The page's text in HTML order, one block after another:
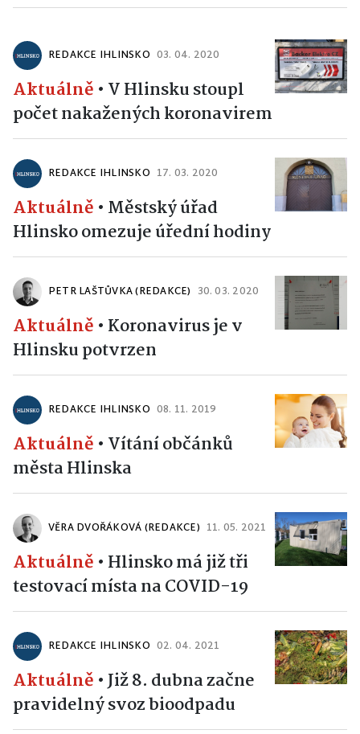
REDAKCE IHLINSKO 03. 04. 2020
Aktuálně • V Hlinsku stoupl
počet nakažených koronavirem
REDAKCE IHLINSKO 17. 03. 2020
Aktuálně • Městský úřad
Hlinsko omezuje úřední hodiny
PETR LAŠTŮVKA (REDAKCE) 30. 03. 2020
Aktuálně • Koronavirus je v
Hlinsku potvrzen
REDAKCE IHLINSKO 08. 11. 2019
Aktuálně • Vítání občánků
města Hlinska
VĚRA DVOŘÁKOVÁ (REDAKCE) 11. 05. 2021
Aktuálně • Hlinsko má již tři
testovací místa na COVID-19
REDAKCE IHLINSKO 02. 04. 2021
Aktuálně •Již 8. dubna začne
pravidelný svoz bioodpadu